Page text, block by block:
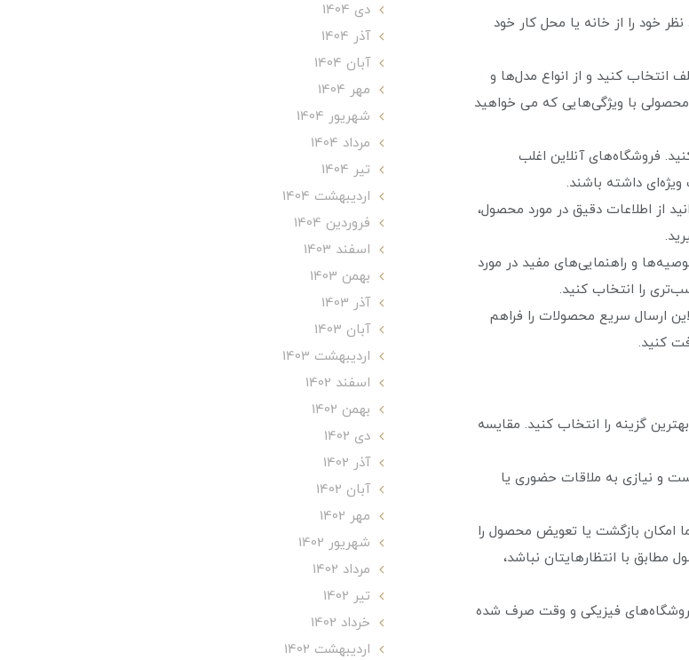
خود را از خانه یا محل کار خود
انتخاب کنید و از انواع مدل‌ها و
با ویژگی‌هایی که می خواهید
فروشگاه‌های آنلاین اغلب
داشته باشند.
از اطلاعات دقیق در مورد محصول،
و راهنمایی‌های مفید در مورد
را انتخاب کنید.
ارسال سریع محصولات را فراهم
کنید.
گزینه را انتخاب کنید. مقایسه
و نیازی به ملاقات حضوری یا
امکان بازگشت یا تعویض محصول را
با انتظار‌هایتان نباشد،
فیزیکی و وقت صرف شده
دی 1404
آذر 1404
آبان 1404
مهر 1404
شهریور 1404
مرداد 1404
تير 1404
ارديبهشت 1404
فروردین 1404
اسفند 1403
بهمن 1403
آذر 1403
آبان 1403
ارديبهشت 1403
اسفند 1402
بهمن 1402
دی 1402
آذر 1402
آبان 1402
مهر 1402
شهریور 1402
مرداد 1402
تير 1402
خرداد 1402
ارديبهشت 1402